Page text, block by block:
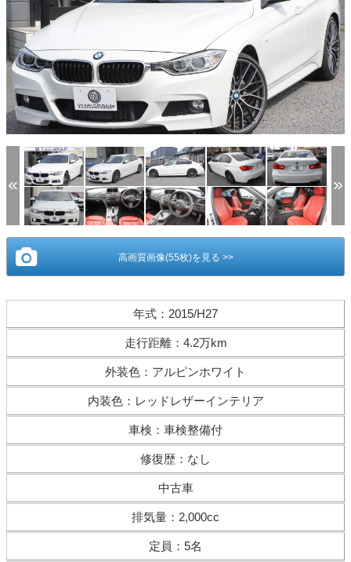
(1/55)
高画質画像(55枚)を見る >>
年式 ： 2015/H27
走行距離： 4.2万km
外装色 ： アルピンホワイト
内装色： レッドレザーインテリア
車検 ： 車検整備付
修復歴 ： なし
中古車
排気量 ： 2,000cc
定員 ： 5名